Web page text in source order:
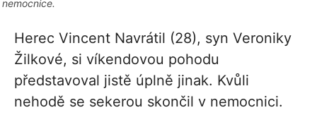
nemocnice.
Herec Vincent Navrátil (28), syn Veroniky
Žilkové, si víkendovou pohodu
představoval jistě úplně jinak. Kvůli
nehodě se sekerou skončil v nemocnici.